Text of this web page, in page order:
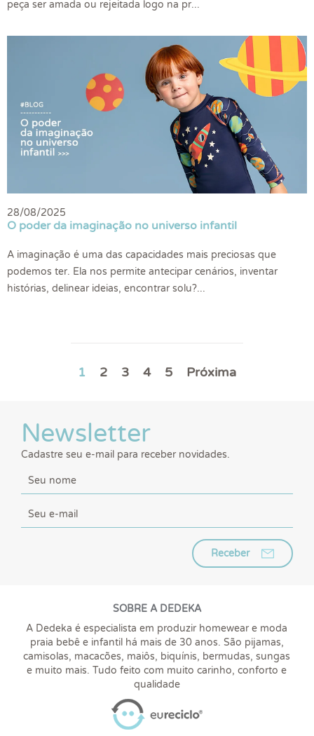
peça ser amada ou rejeitada logo na pr...
28/08/2025
O poder da imaginação no universo infantil
A imaginação é uma das capacidades mais preciosas que
podemos ter. Ela nos permite antecipar cenários, inventar
histórias, delinear ideias, encontrar solu?...
1 2 3 4 5 Próxima
Newsletter
Cadastre seu e-mail para receber novidades.
Receber
SOBRE A DEDEKA
A Dedeka é especialista em produzir homewear e moda
praia bebê e infantil há mais de 30 anos. São pijamas,
camisolas, macacões, maiôs, biquínis, bermudas, sungas
e muito mais. Tudo feito com muito carinho, conforto e
qualidade